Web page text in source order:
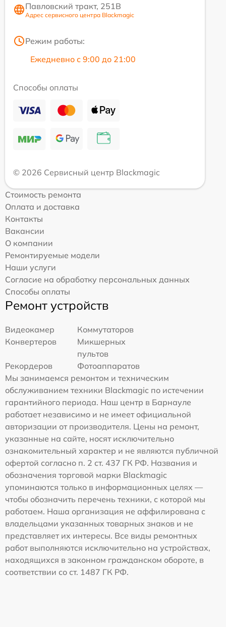
Павловский тракт, 251В
Адрес сервисного центра Blackmagic
Режим работы:
Ежедневно с 9:00 до 21:00
Способы оплаты
© 2026 Сервисный центр Blackmagic
Стоимость ремонта
Оплата и доставка
Контакты
Вакансии
О компании
Ремонтируемые модели
Наши услуги
Согласие на обработку персональных данных
Способы оплаты
Ремонт устройств
Видеокамер
Коммутаторов
Конвертеров
Микшерных
пультов
Рекордеров
Фотоаппаратов
Мы занимаемся ремонтом и техническим
обслуживанием техники Blackmagic по истечении
гарантийного периода. Наш центр в Барнауле
работает независимо и не имеет официальной
авторизации от производителя. Цены на ремонт,
указанные на сайте, носят исключительно
ознакомительный характер и не являются публичной
офертой согласно п. 2 ст. 437 ГК РФ. Названия и
обозначения торговой марки Blackmagic
упоминаются только в информационных целях —
чтобы обозначить перечень техники, с которой мы
работаем. Наша организация не аффилирована с
владельцами указанных товарных знаков и не
представляет их интересы. Все виды ремонтных
работ выполняются исключительно на устройствах,
находящихся в законном гражданском обороте, в
соответствии со ст. 1487 ГК РФ.